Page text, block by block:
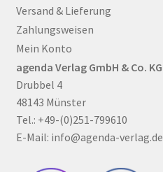
Versand & Lieferung
Zahlungsweisen
Mein Konto
agenda Verlag GmbH & Co. KG
Drubbel 4
48143 Münster
Tel.: +49-(0)251-799610
E-Mail: info@agenda-verlag.de